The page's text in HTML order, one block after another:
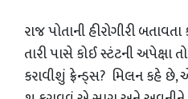
રાજ પોતાની હીરોગીરી
તારી પાસે કોઈ સ્ટંટની અપેક્ષા
કરાવીશું ફ્રેન્ડ્સ? મિલન કહે